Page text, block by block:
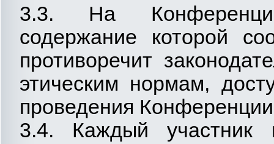
3.3. На
содержание которой
противоречит
этическим нормам,
проведения
3.4. Каждый участник